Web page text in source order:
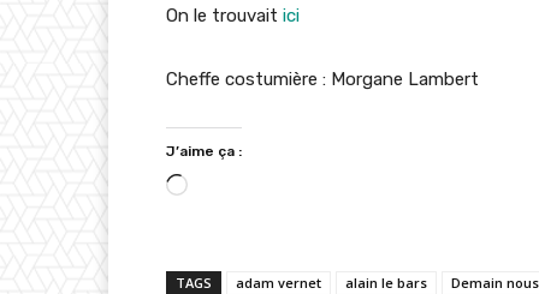
On le trouvait ici
Cheffe costumière : Morgane Lambert
J’aime ça :
C
r
TAGS adam vernet alain le bars Demain